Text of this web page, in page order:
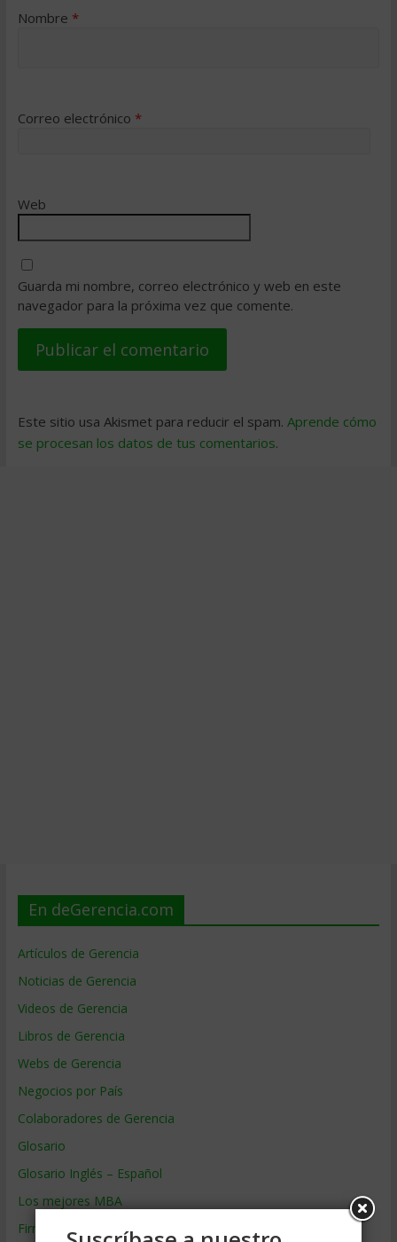
Nombre *
Correo electrónico *
Web
Guarda mi nombre, correo electrónico y web en este
navegador para la próxima vez que comente.
Este sitio usa Akismet para reducir el spam. Aprende cómo
se procesan los datos de tus comentarios.
En deGerencia.com
Artículos de Gerencia
Noticias de Gerencia
Videos de Gerencia
Libros de Gerencia
Webs de Gerencia
Negocios por País
Colaboradores de Gerencia
Glosario
Glosario Inglés – Español
Los mejores MBA
Firmas de Gerencia